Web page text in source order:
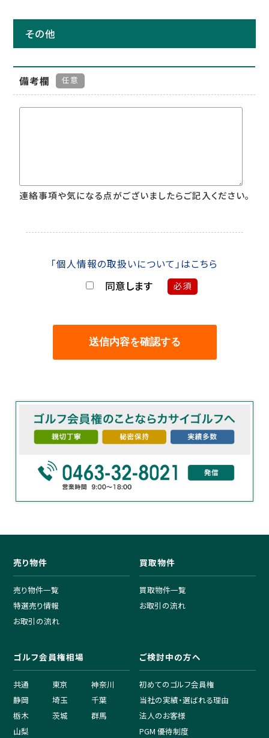
その他
備考欄 任意
連絡事項や気になる点がございましたらご記入ください。
「個人情報の取扱いについて」はこちら
同意します 必須
売り物件
売り物件一覧
特選売り情報
お取引の流れ
買取物件
買取物件一覧
お取引の流れ
ゴルフ会員権相場
共通 東京
神奈川
静岡
埼玉
千葉
栃木
茨城
群馬
山梨
ご検討中の方へ
初めてのゴルフ会員権
当社の実績・選ばれる理由
法人のお客様
PGM 優待制度